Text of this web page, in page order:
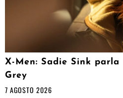
X-Men: Sadie Sink
Grey
7 AGOSTO 2026